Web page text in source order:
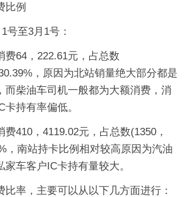
比例
号至3月1号：
费64，222.61元，占总数
，原因为北站销量绝大部分都是
而柴油车司机一般都为大额消费，消
持有率偏低。
费410，4119.02元，占总数(1350，
，南站持卡比例相对较高原因为汽油
车客户IC卡持有量较大。
比率，主要可以从以下几方面进行：